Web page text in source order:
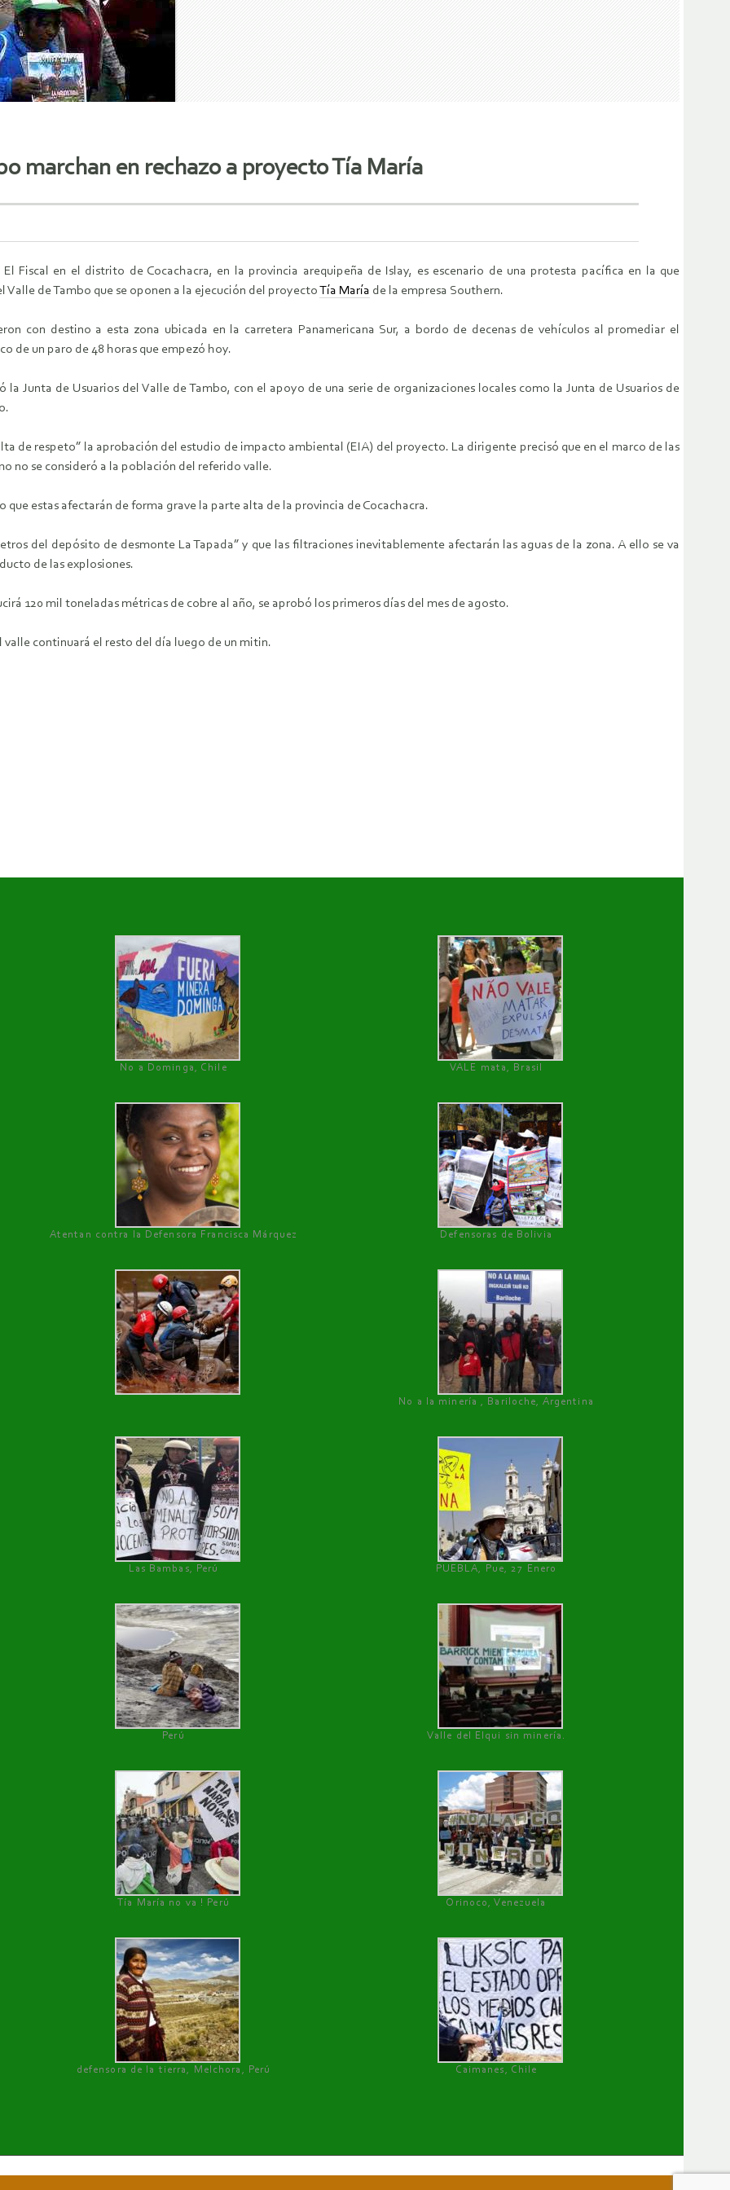
marchan en rechazo a proyecto Tía María
Fiscal en el distrito de Cocachacra, en la provincia arequipeña de Islay, es escenario de una protesta pacífica en la que
de Tambo que se oponen a la ejecución del proyectoTía María de la empresa Southern.
con destino a esta zona ubicada en la carretera Panamericana Sur, a bordo de decenas de vehículos al promediar el
de un paro de 48 horas que empezó hoy.
la Junta de Usuarios del Valle de Tambo, con el apoyo de una serie de organizaciones locales como la Junta de Usuarios de
de respeto” la aprobación del estudio de impacto ambiental (EIA) del proyecto. La dirigente precisó que en el marco de las
no se consideró a la población del referido valle.
estas afectarán de forma grave la parte alta de la provincia de Cocachacra.
del depósito de desmonte La Tapada” y que las filtraciones inevitablemente afectarán las aguas de la zona. A ello se va
de las explosiones.
120 mil toneladas métricas de cobre al año, se aprobó los primeros días del mes de agosto.
continuará el resto del día luego de un mitin.
No a Dominga, Chile
VALE mata, Brasil
Atentan contra la Defensora Francisca Márquez Defensoras de Bolivia
No a la minería , Bariloche, Argentina
Las Bambas, Perú PUEBLA, Pue, 27 Enero
Perú Valle del Elqui sin minería.
Tía María no va ! Perú Orinoco, Venezuela
defensora de la tierra, Melchora, Perú Caimanes, Chile